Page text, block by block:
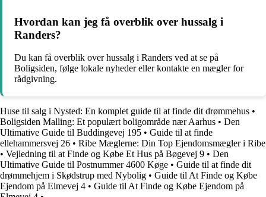
Hvordan kan jeg få overblik over hussalg i
Randers?
Du kan få overblik over hussalg i Randers ved at se på
Boligsiden, følge lokale nyheder eller kontakte en mægler for
rådgivning.
Huse til salg i Nysted: En komplet guide til at finde dit drømmehus •
Boligsiden Malling: Et populært boligområde nær Aarhus • Den
Ultimative Guide til Buddingevej 195 • Guide til at finde
ellehammersvej 26 • Ribe Mæglerne: Din Top Ejendomsmægler i Ribe
• Vejledning til at Finde og Købe Et Hus på Bøgevej 9 • Den
Ultimative Guide til Postnummer 4600 Køge • Guide til at finde dit
drømmehjem i Skødstrup med Nybolig • Guide til At Finde og Købe
Ejendom på Elmevej 4 • Guide til At Finde og Købe Ejendom på